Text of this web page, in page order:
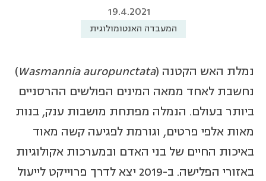
19.4.2021
המעבדה האנטומולוגית
נמלת האש הקטנה (Wasmannia auropunctata
)
נחשבת לאחד ממאה המינים הפולשים ההרסניים
ביותר בעולם. הנמלה מפתחת מושבות ענק, בנות
מאות אלפי פרטים, וגורמת לפגיעה קשה מאוד
באיכות החיים של בני האדם ובמערכות אקולוגיות
באזורי הפלישה. ב-2019 יצא לדרך פרוייקט לייעול